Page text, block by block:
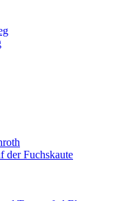
der Fuchskaute